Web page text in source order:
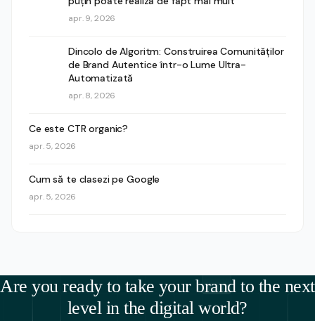
apr. 9, 2026
Dincolo de Algoritm: Construirea Comunităților
de Brand Autentice într-o Lume Ultra-
Automatizată
apr. 8, 2026
Ce este CTR organic?
apr. 5, 2026
Cum să te clasezi pe Google
apr. 5, 2026
Are you ready to take your brand to the next
level in the digital world?